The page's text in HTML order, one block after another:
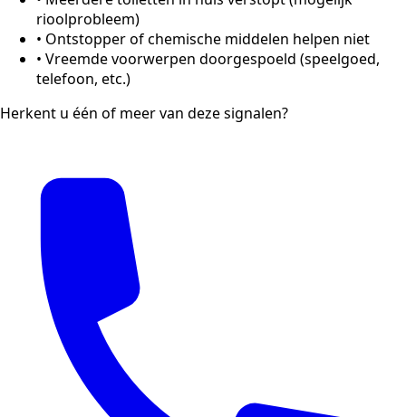
rioolprobleem)
• Ontstopper of chemische middelen helpen niet
• Vreemde voorwerpen doorgespoeld (speelgoed,
telefoon, etc.)
Herkent u één of meer van deze signalen?